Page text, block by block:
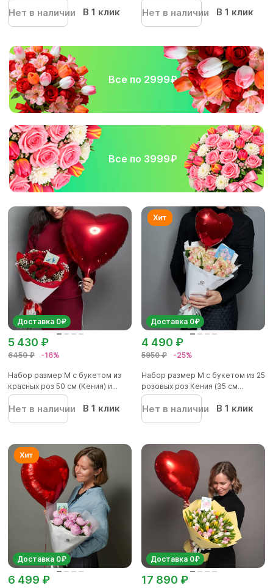
Нет в наличии В 1 клик Нет в наличии В 1 клик
Все по 2999₽
Все по 3999₽
Доставка 0₽
6450 ₽ -16%
5 430 ₽
Набор размер М с букетом из
красных роз 50 см (Кения) и...
Нет в наличии В 1 клик
Доставка 0₽
5950 ₽ -25%
4 490 ₽
Набор размер М с букетом из 25
розовых роз Кения (35 см...
Нет в наличии В 1 клик
Доставка 0₽
6 499 ₽
Доставка 0₽
17 890 ₽